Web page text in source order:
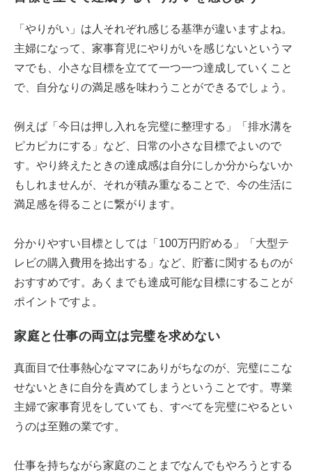
「やりがい」は人それぞれ感じる基準が違いますよね。
主婦になって、家事育児にやりがいを感じないというマ
マでも、小さな目標を立てて一つ一つ達成していくこと
で、自分なりの満足感を味わうことができるでしょう。
例えば「今日は押し入れを完璧に整理する」「排水溝を
ピカピカにする」など、日常の小さな目標でよいので
す。やり終えたときの達成感は自分にしか分からないか
もしれませんが、それが積み重なることで、今の生活に
満足感を得ることに繋がります。
分かりやすい目標としては「100万円貯める」「大型テ
レビの購入費用を捻出する」など、貯蓄に関するものが
おすすめです。あくまでも達成可能な目標にすることが
ポイントですよ。
家庭と仕事の両立は完璧を求めない
真面目で仕事熱心なママにありがちなのが、完璧にこな
せないときに自分を責めてしまうということです。専業
主婦で家事育児をしていても、すべてを完璧にやるとい
うのは至難の業です。
仕事を持ちながら家庭のことまでなんでもやろうとする